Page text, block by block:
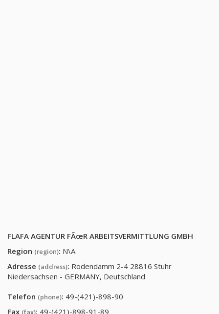
FLAFA AGENTUR FÃœR ARBEITSVERMITTLUNG GMBH
Region (region): N\A
Adresse (address): Rodendamm 2-4 28816 Stuhr
Niedersachsen - GERMANY, Deutschland
Telefon (phone): 49-(421)-898-90
Fax (fax): 49-(421)-898-91-89